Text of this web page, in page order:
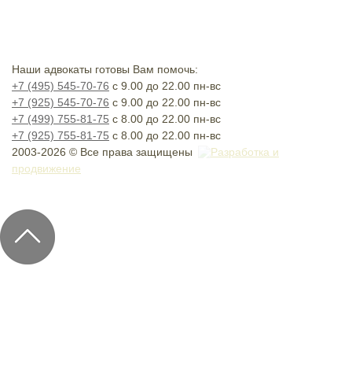
Наши адвокаты готовы Вам помочь:
+7 (495) 545-70-76 с 9.00 до 22.00 пн-вс
+7 (925) 545-70-76 с 9.00 до 22.00 пн-вс
+7 (499) 755-81-75 с 8.00 до 22.00 пн-вс
+7 (925) 755-81-75 с 8.00 до 22.00 пн-вс
2003-2026 © Все права защищены
Разработка и
продвижение